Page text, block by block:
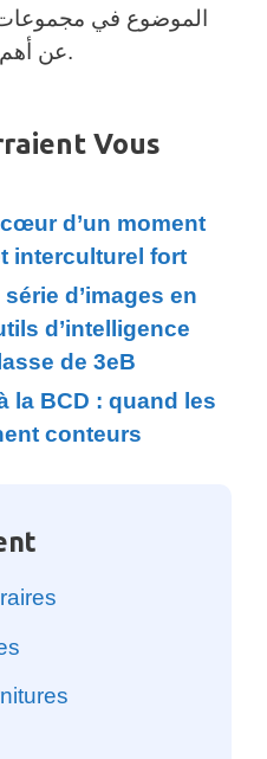
الموضوع في
عن أهم الحقوق التي تعرّفوا إليها.
Vous
d’un moment
interculturel fort
d’images en
d’intelligence
de 3eB
la BCD : quand les
conteurs